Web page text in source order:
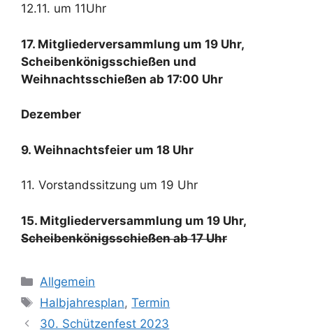
12.11. um 11Uhr
17. Mitgliederversammlung um 19 Uhr,
Scheibenkönigsschießen und
Weihnachtsschießen ab 17:00 Uhr
Dezember
9. Weihnachtsfeier um 18 Uhr
11. Vorstandssitzung um 19 Uhr
15. Mitgliederversammlung um 19 Uhr,
Scheibenkönigsschießen ab 17 Uhr
Kategorien
Allgemein
Schlagwörter
Halbjahresplan,Termin
30. Schützenfest 2023